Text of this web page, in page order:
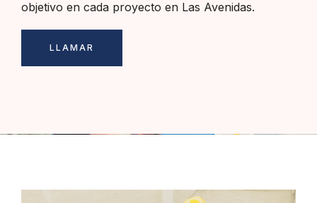
objetivo en cada proyecto en Las Avenidas.
LLAMAR